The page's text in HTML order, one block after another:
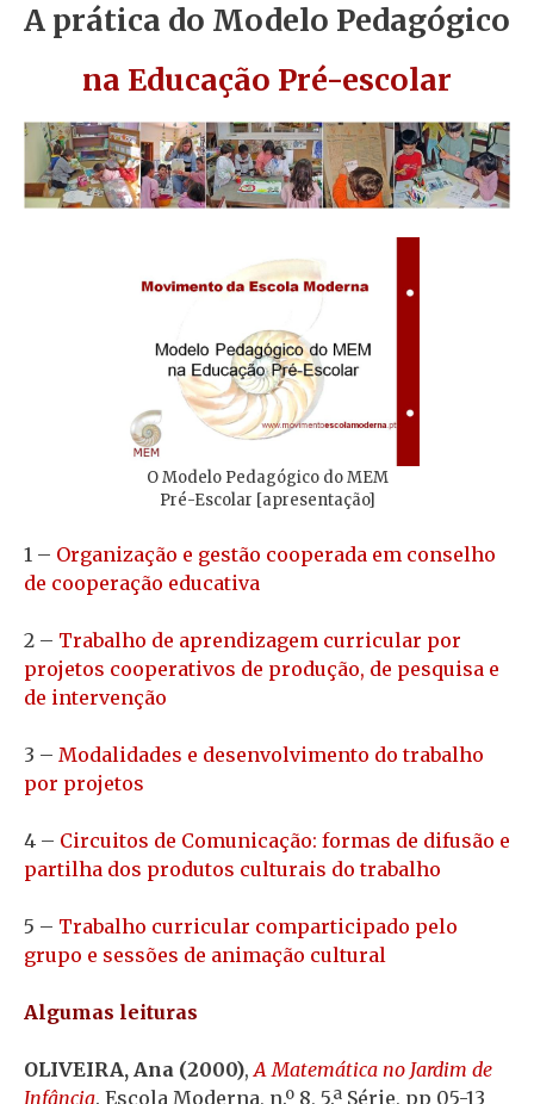
A prática do Modelo Pedagógico
na Educação Pré-escolar
O Modelo Pedagógico do MEM
Pré-Escolar [apresentação]
1 – Organização e gestão cooperada em conselho
de cooperação educativa
2 – Trabalho de aprendizagem curricular por
projetos cooperativos de produção, de pesquisa e
de intervenção
3 – Modalidades e desenvolvimento do trabalho
por projetos
4 – Circuitos de Comunicação: formas de difusão e
partilha dos produtos culturais do trabalho
5 – Trabalho curricular comparticipado pelo
grupo e sessões de animação cultural
Algumas leituras
OLIVEIRA, Ana (2000),A Matemática no Jardim de
Infância. Escola Moderna, n.º 8, 5.ª Série, pp 05-13